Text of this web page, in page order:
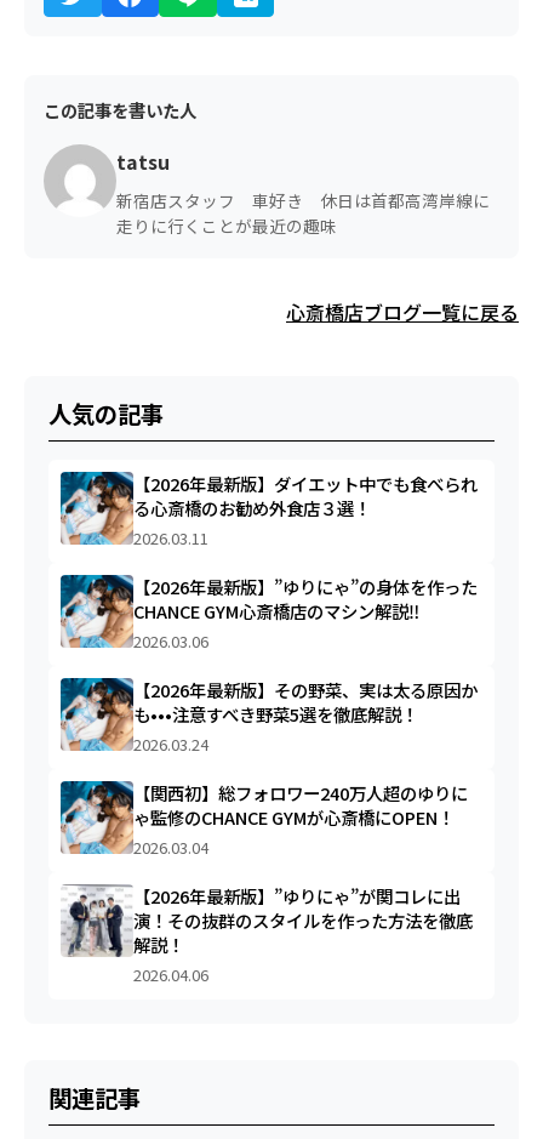
この記事を書いた人
tatsu
新宿店スタッフ 車好き 休日は首都高湾岸線に
走りに行くことが最近の趣味
心斎橋店ブログ一覧に戻る
人気の記事
【2026年最新版】ダイエット中でも食べられ
る心斎橋のお勧め外食店３選！
2026.03.11
【2026年最新版】”ゆりにゃ”の身体を作った
CHANCE GYM心斎橋店のマシン解説‼︎
2026.03.06
【2026年最新版】その野菜、実は太る原因か
も•••注意すべき野菜5選を徹底解説！
2026.03.24
【関西初】総フォロワー240万人超のゆりに
ゃ監修のCHANCE GYMが心斎橋にOPEN！
2026.03.04
【2026年最新版】”ゆりにゃ”が関コレに出
演！その抜群のスタイルを作った方法を徹底
解説！
2026.04.06
関連記事